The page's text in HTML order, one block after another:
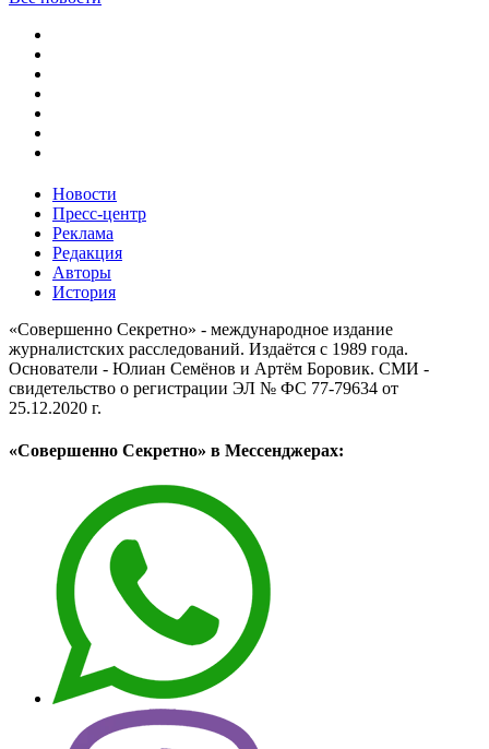
Новости
Пресс-центр
Реклама
Редакция
Авторы
История
«Совершенно Секретно» - международное издание
журналистских расследований. Издаётся с 1989 года.
Основатели - Юлиан Семёнов и Артём Боровик. CМИ -
свидетельство о регистрации ЭЛ № ФС 77-79634 от
25.12.2020 г.
«Совершенно Секретно» в Мессенджерах: